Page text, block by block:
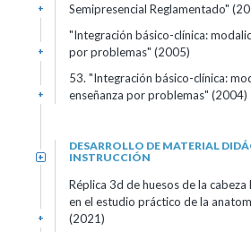
Semipresencial Reglamentado"
+
"Integración básico-clínica:
por problemas" (2005)
+
53. "Integración básico-clínica:
enseñanza por problemas" (2004)
+
DESARROLLO DE MATERIAL
INSTRUCCIÓN
+
Réplica 3d de huesos de la cabeza
en el estudio práctico de la
(2021)
+